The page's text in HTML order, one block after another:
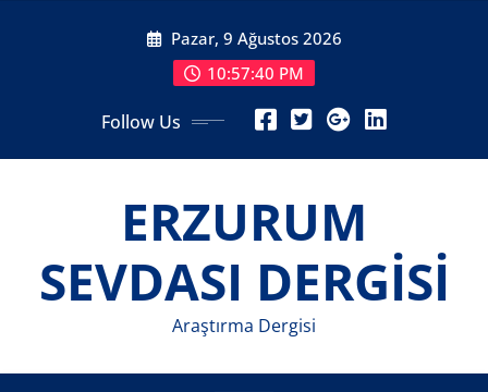
Pazar, 9 Ağustos 2026
10:57:42 PM
Follow Us
ERZURUM
SEVDASI DERGİSİ
Araştırma Dergisi